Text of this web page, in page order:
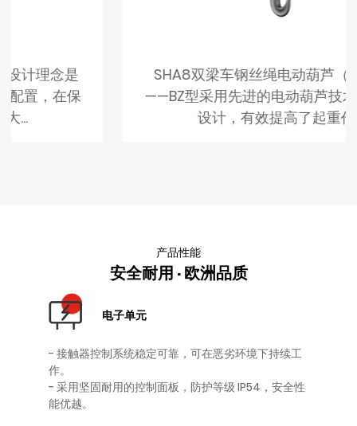
SHA8双梁车钢丝绳电动葫芦（双卷筒）
——BZ型采用先进的电动葫芦技术和双卷筒
设计，有效提高了起重作...
产品性能
安全耐用 · 欧洲品质
电子单元
- 接触器控制系统稳定可靠，可在恶劣环境下持续工
作。
- 采用坚固耐用的控制面板，防护等级 IP54，安全性
能优越。